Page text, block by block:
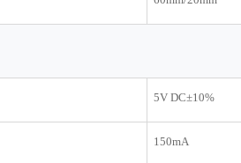
5V DC±10%
150mA